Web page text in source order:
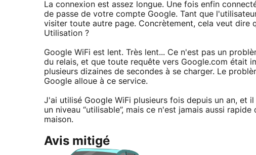
La connexion est assez longue. Une fois enfin
de passe de votre compte Google. Tant que
visiter toute autre page. Concrètement, cela veut dire
Utilisation ?
Google WiFi est lent. Très lent... Ce n'est pas un
du relais, et que toute requête vers Google.com était
plusieurs dizaines de secondes à se charger. Le
Google alloue à ce service.
J'ai utilisé Google WiFi plusieurs fois depuis un an, et
un niveau “utilisable”, mais ce n'est jamais aussi
maison.
Avis mitigé